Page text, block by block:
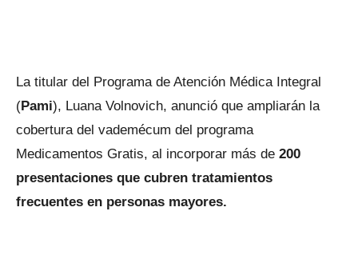
La titular del Programa de Atención Médica Integral
(Pami), Luana Volnovich, anunció que ampliarán la
cobertura del vademécum del programa
Medicamentos Gratis, al incorporar más de 200
presentaciones que cubren tratamientos
frecuentes en personas mayores.